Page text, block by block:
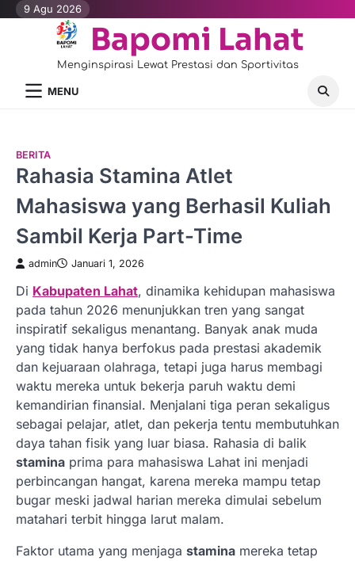
Skip9 Agu 2026
Bapomi Lahat
Menginspirasi Lewat Prestasi dan Sportivitas
MENU
BERITA
Rahasia Stamina Atlet
Mahasiswa yang Berhasil Kuliah
Sambil Kerja Part-Time
admin Januari 1, 2026
Di Kabupaten Lahat, dinamika kehidupan mahasiswa
pada tahun 2026 menunjukkan tren yang sangat
inspiratif sekaligus menantang. Banyak anak muda
yang tidak hanya berfokus pada prestasi akademik
dan kejuaraan olahraga, tetapi juga harus membagi
waktu mereka untuk bekerja paruh waktu demi
kemandirian finansial. Menjalani tiga peran sekaligus
sebagai pelajar, atlet, dan pekerja tentu membutuhkan
daya tahan fisik yang luar biasa. Rahasia di balik
stamina prima para mahasiswa Lahat ini menjadi
perbincangan hangat, karena mereka mampu tetap
bugar meski jadwal harian mereka dimulai sebelum
matahari terbit hingga larut malam.
Faktor utama yang menjaga stamina mereka tetap